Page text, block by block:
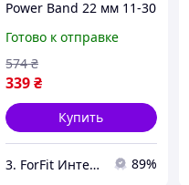
Power Band 22 мм 11-30
и спорта) XR-0059
лучшая цена с быстрой
доставкой по
Готово к отправке
339₴
574 ₴
Купить
3. ForFit Интернет-магазин спортивных товаров 89%